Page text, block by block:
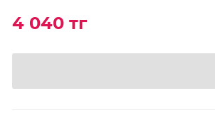
4 040 тг